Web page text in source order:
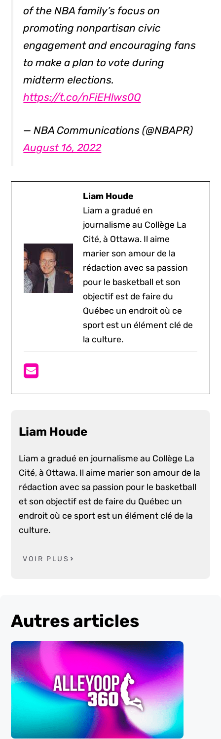
of the NBA family’s focus on
promoting nonpartisan civic
engagement and encouraging fans
to make a plan to vote during
midterm elections.
https://t.co/nFiEHlws0Q
— NBA Communications (@NBAPR)
August 16, 2022
Liam Houde
Liam a gradué en
journalisme au Collège La
Cité, à Ottawa. Il aime
marier son amour de la
rédaction avec sa passion
pour le basketball et son
objectif est de faire du
Québec un endroit où ce
sport est un élément clé de
la culture.
Liam Houde
Liam a gradué en journalisme au Collège La
Cité, à Ottawa. Il aime marier son amour de la
rédaction avec sa passion pour le basketball
et son objectif est de faire du Québec un
endroit où ce sport est un élément clé de la
culture.
VOIR PLUS
Autres articles